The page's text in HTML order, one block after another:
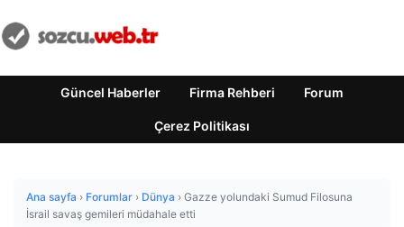
Güncel Haberler Firma Rehberi Forum
Çerez Politikası
Ana sayfa › Forumlar › Dünya › Gazze yolundaki Sumud Filosuna
İsrail savaş gemileri müdahale etti